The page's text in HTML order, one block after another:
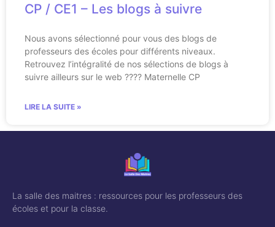
CP / CE1 – Les blogs à suivre
Nous avons sélectionné pour vous des blogs de
professeurs des écoles pour différents niveaux.
Retrouvez l’intégralité de nos sélections de blogs à
suivre ailleurs sur le web ???? Maternelle CP
LIRE LA SUITE »
La salle des maitres : ressources pour les professeurs des
écoles et pour la classe.